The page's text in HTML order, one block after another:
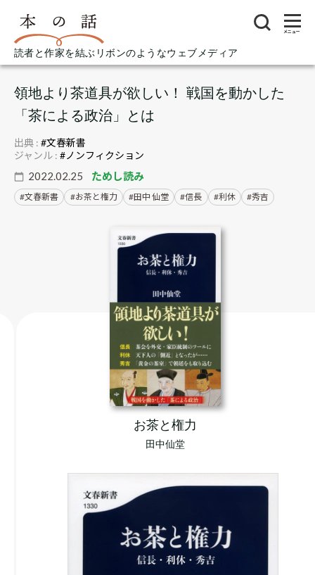
読者と作家を結ぶリボンのようなウェブメディア
メニュー
領地より茶道具が欲しい！ 戦国を動かした
「茶による政治」とは
2022.02.25 ためし読み
文春新書 お茶と権力 田中 仙堂 信長 利休 秀吉
出典 : #文春新書
ジャンル : #ノンフィクション
お茶と権力
田中仙堂